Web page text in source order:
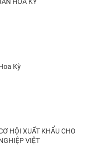
HOA KỲ
Kỳ
HỘI XUẤT KHẨU CHO
VIỆT